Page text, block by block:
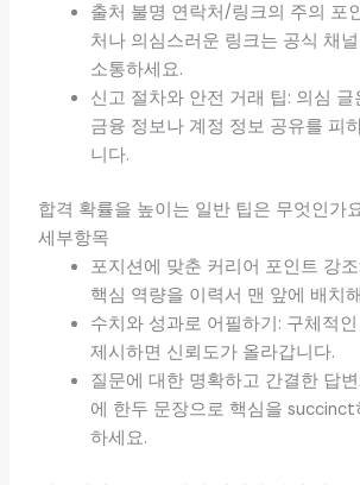
출처 불명 연락처/링크의 주의 포
처나 의심스러운 링크는 공식 채
소통하세요.
신고 절차와 안전 거래 팁: 의심
금융 정보나 계정 정보 공유를 피
니다.
합격 확률을 높이는 일반 팁은 무엇인가
세부항목
포지션에 맞춘 커리어 포인트 강
핵심 역량을 이력서 맨 앞에 배치
수치와 성과로 어필하기: 구체적
제시하면 신뢰도가 올라갑니다.
질문에 대한 명확하고 간결한 답
에 한두 문장으로 핵심을
하세요.